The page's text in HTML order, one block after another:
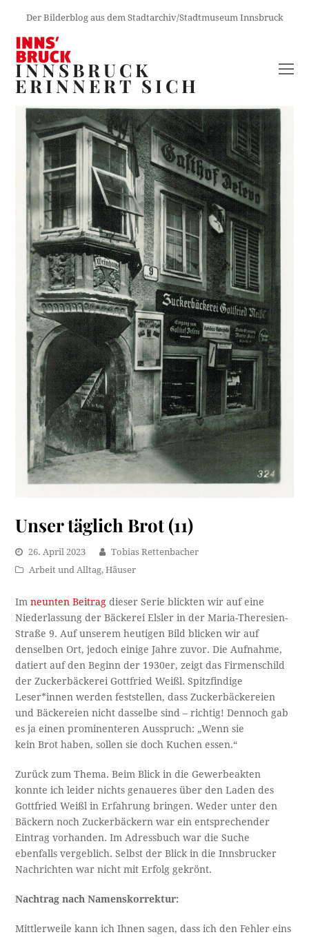
Der Bilderblog aus dem Stadtarchiv/Stadtmuseum Innsbruck
INNSBRUCK
ERINNERT SICH
Unser täglich Brot (11)
26. April 2023
Tobias Rettenbacher
Arbeit und Alltag,Häuser
Imneunten Beitrag dieser Serie blickten wir auf eine
Niederlassung der Bäckerei Elsler in der Maria-Theresien-
Straße 9. Auf unserem heutigen Bild blicken wir auf
denselben Ort, jedoch einige Jahre zuvor. Die Aufnahme,
datiert auf den Beginn der 1930er, zeigt das Firmenschild
der Zuckerbäckerei Gottfried Weißl. Spitzfindige
Leser*innen werden feststellen, dass Zuckerbäckereien
und Bäckereien nicht dasselbe sind – richtig! Dennoch gab
es ja einen prominenteren Ausspruch: „Wenn sie
kein Brot haben, sollen sie doch Kuchen essen.“
Zurück zum Thema. Beim Blick in die Gewerbeakten
konnte ich leider nichts genaueres über den Laden des
Gottfried Weißl in Erfahrung bringen. Weder unter den
Bäckern noch Zuckerbäckern war ein entsprechender
Eintrag vorhanden. Im Adressbuch war die Suche
ebenfalls vergeblich. Selbst der Blick in die Innsbrucker
Nachrichten war nicht mit Erfolg gekrönt.
Nachtrag nach Namenskorrektur:
Mittlerweile kann ich Ihnen sagen, dass ich den Fehler eins